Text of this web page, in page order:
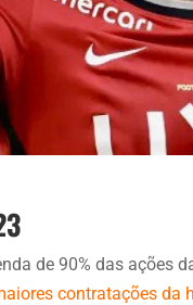
de 90% das ações
contratações da